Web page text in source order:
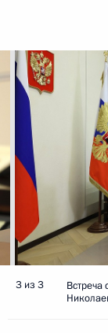
3 из 3
Встреча